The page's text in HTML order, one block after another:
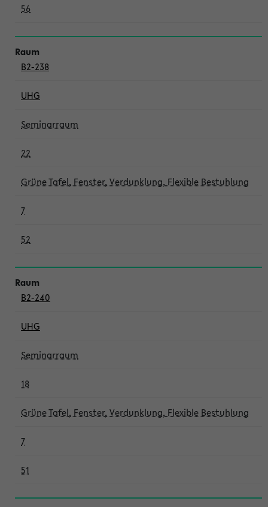
56
B2-238
UHG
Seminarraum
22
Grüne Tafel, Fenster, Verdunklung, Flexible Bestuhlung
7
52
B2-240
UHG
Seminarraum
18
Grüne Tafel, Fenster, Verdunklung, Flexible Bestuhlung
7
51